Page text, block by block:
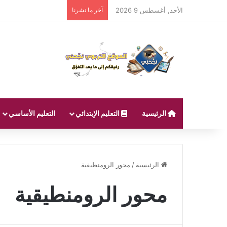
الأحد, أغسطس 9 2026 آخر ما نشرنا
الرئيسية التعليم الإبتدائي التعليم الأساسي
الرئيسية / محور الرومنطيقية
محور الرومنطيقية